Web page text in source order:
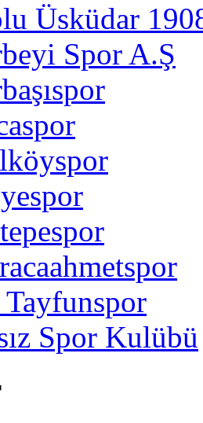
Üsküdar
Spor A.Ş
Spor Kulübü